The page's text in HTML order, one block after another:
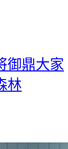
御鼎大家
林